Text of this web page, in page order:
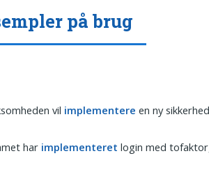
på brug
vil implementere en ny
har implementeret login med